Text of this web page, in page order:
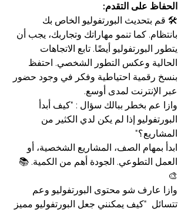
الحفاظ على التقدم:
🛠️ قم بتحديث البورتفوليو الخاص بك
بانتظام. كما تنمو مهاراتك وتجاربك، يجب أن
يتطور البورتفوليو أيضًا. تابع الاتجاهات
الحالية وعكس التطور الشخصي. احتفظ
بنسخ رقمية احتياطية وفكر في وجود حضور
عبر الإنترنت لمدى أوسع.
وازا عم بخطر ببالك سؤال : "كيف أبدأ
البورتفوليو إذا لم يكن لدي الكثير من
المشاريع؟"
ابدأ بمهام الصف، المشاريع الشخصية، أو
العمل التطوعي. الجودة أهم من الكمية. 📚
🎨
وازا عارف شو محتوى البورتفوليو وعم
تتسائل  "كيف يمكنني جعل البورتفوليو مميز